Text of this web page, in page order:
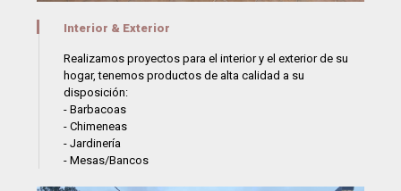
Interior & Exterior
Realizamos proyectos para el interior y el exterior de su
hogar, tenemos productos de alta calidad a su
disposición:
- Barbacoas
- Chimeneas
- Jardinería
- Mesas/Bancos